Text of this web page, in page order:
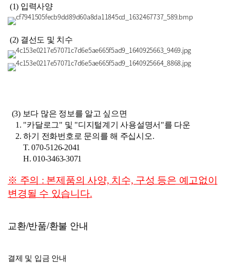
(1) 입력사양
(2) 결선도 및 치수
(3) 보다 많은 정보를 알고 싶으면
1. "카달로그" 및 "디지털계기 사용설명서"를 다운
2. 하기 전화번호로 문의를 해 주십시오.
T. 070-5126-2041
H. 010-3463-3071
※ 주의 : 본제품의 사양, 치수, 구성 등은 예고없이
변경될 수 있습니다.
교환/반품/환불 안내
결제 및 입금 안내